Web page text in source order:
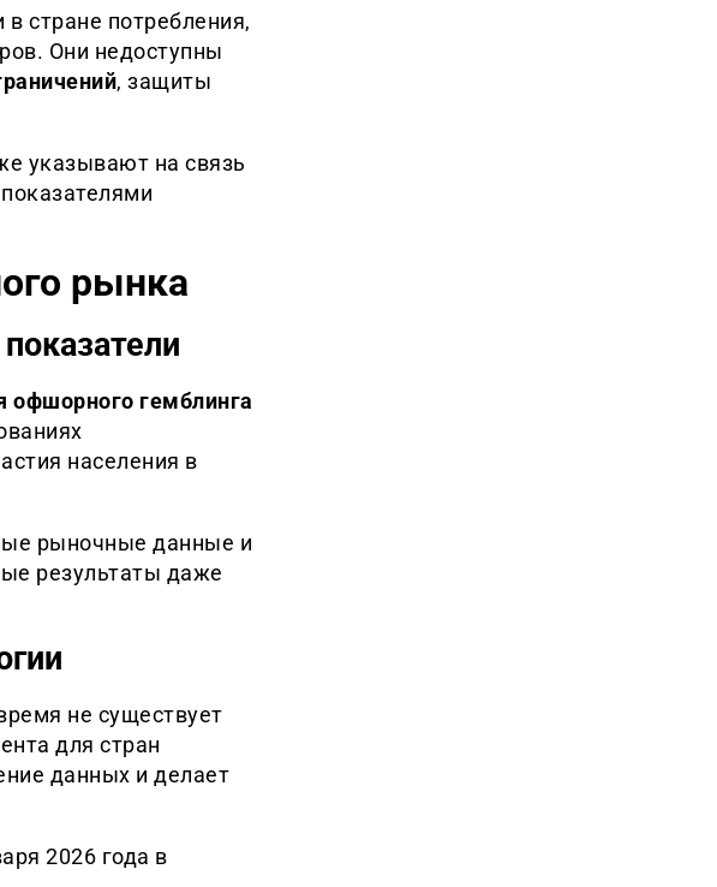
стране потребления,
Они недоступны
, защиты
указывают на связь
рынка
офшорного гемблинга
населения в
рыночные данные и
результаты даже
не существует
для стран
данных и делает
2026 года в